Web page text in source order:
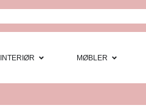
INTERIØR Open
MØBLER